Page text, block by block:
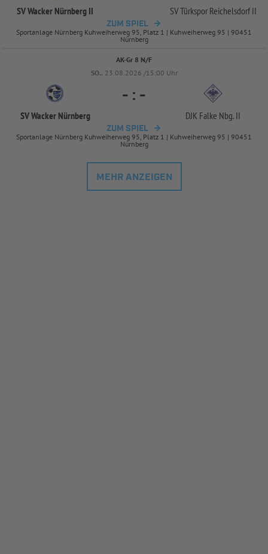
SV Wacker Nürnberg II SV Türkspor Reichelsdorf II
ZUM SPIEL
Sportanlage Nürnberg Kuhweiherweg 95, Platz 1 | Kuhweiherweg 95 | 90451
Nürnberg
AK-Gr 8 N/F
SO.. 23.08.2026 /15:00 Uhr
SV Wacker Nürnberg
- : -
DJK Falke Nbg. II
ZUM SPIEL
Sportanlage Nürnberg Kuhweiherweg 95, Platz 1 | Kuhweiherweg 95 | 90451
Nürnberg
MEHR ANZEIGEN